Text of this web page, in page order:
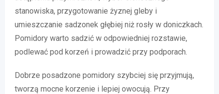
stanowiska, przygotowanie żyznej gleby i
umieszczanie sadzonek głębiej niż rosły w doniczkach.
Pomidory warto sadzić w odpowiedniej rozstawie,
podlewać pod korzeń i prowadzić przy podporach.
Dobrze posadzone pomidory szybciej się przyjmują,
tworzą mocne korzenie i lepiej owocują. Przy